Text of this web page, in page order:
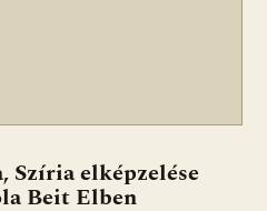
Szíria elképzelése
Beit Elben